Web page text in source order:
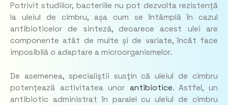
Potrivit studiilor, bacteriile nu pot dezvolta rezistență
la uleiul de cimbru, așa cum se întâmplă în cazul
antibioticelor de sinteză, deoarece acest ulei are
componente atât de multe și de variate, încât face
imposibilă o adaptare a microorganismelor.
De asemenea, specialiştii susţin că uleiul de cimbru
potențează activitatea unor antibiotice. Astfel, un
antibiotic administrat în paralel cu uleiul de cimbru